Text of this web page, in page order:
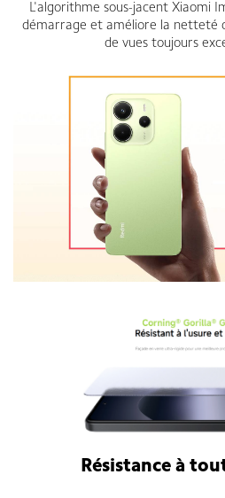
L'algorithme sous-jacent Xiaomi
démarrage et améliore la netteté
de vues toujours
Résistance à